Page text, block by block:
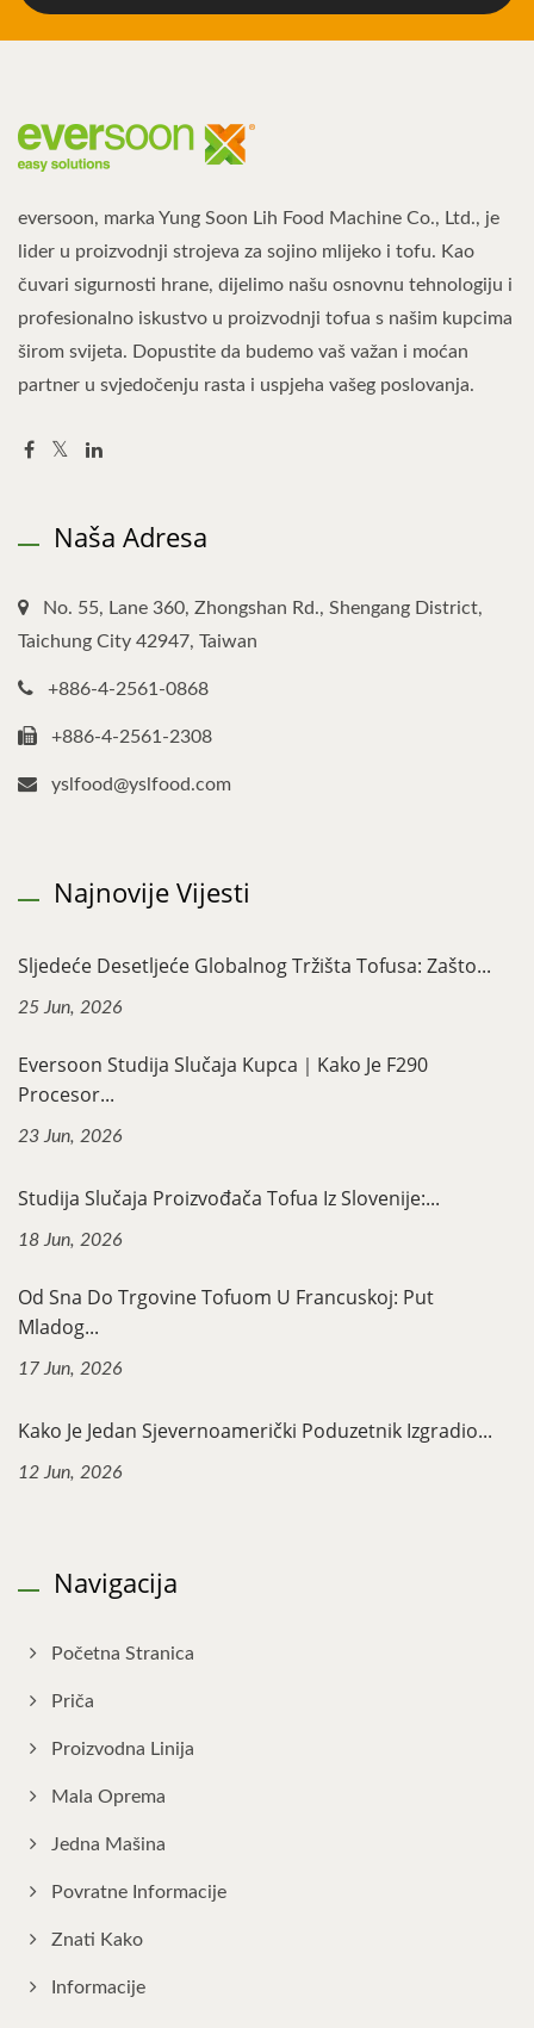
eversoon, marka Yung Soon Lih Food Machine Co., Ltd., je
lider u proizvodnji strojeva za sojino mlijeko i tofu. Kao
čuvari sigurnosti hrane, dijelimo našu osnovnu tehnologiju i
profesionalno iskustvo u proizvodnji tofua s našim kupcima
širom svijeta. Dopustite da budemo vaš važan i moćan
partner u svjedočenju rasta i uspjeha vašeg poslovanja.
Naša Adresa
No. 55, Lane 360, Zhongshan Rd., Shengang District,
Taichung City 42947, Taiwan
+886-4-2561-0868
+886-4-2561-2308
yslfood@yslfood.com
Najnovije Vijesti
Sljedeće Desetljeće Globalnog Tržišta Tofusa: Zašto...
25 Jun, 2026
Eversoon Studija Slučaja Kupca｜Kako Je F290
Procesor...
23 Jun, 2026
Studija Slučaja Proizvođača Tofua Iz Slovenije:...
18 Jun, 2026
Od Sna Do Trgovine Tofuom U Francuskoj: Put
Mladog...
17 Jun, 2026
Kako Je Jedan Sjevernoamerički Poduzetnik Izgradio...
12 Jun, 2026
Navigacija
Početna Stranica
Priča
Proizvodna Linija
Mala Oprema
Jedna Mašina
Povratne Informacije
Znati Kako
Informacije